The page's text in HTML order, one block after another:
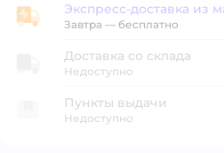
Экспресс-доставка из магазина
Экспресс-доставка из
Завтра — бесплатно
Доставка со склада
Недоступно
Пункты выдачи
Недоступно